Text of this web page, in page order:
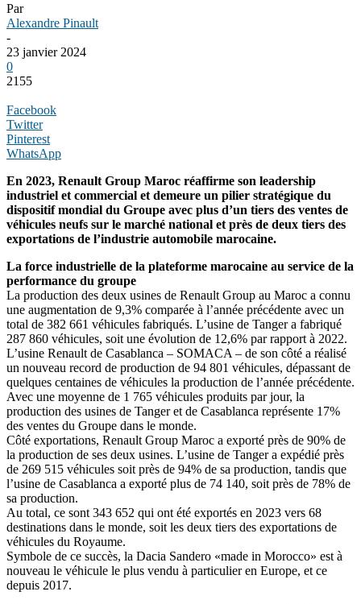
Par
Alexandre Pinault
-
23 janvier 2024
0
2155
Facebook
Twitter
Pinterest
WhatsApp
En 2023, Renault Group Maroc réaffirme son leadership
industriel et commercial et demeure un pilier stratégique du
dispositif mondial du Groupe avec plus d’un tiers des ventes de
véhicules neufs sur le marché national et près de deux tiers des
exportations de l’industrie automobile marocaine.
La force industrielle de la plateforme marocaine au service de la
performance du groupe
La production des deux usines de Renault Group au Maroc a connu
une augmentation de 9,3% comparée à l’année précédente avec un
total de 382 661 véhicules fabriqués. L’usine de Tanger a fabriqué
287 860 véhicules, soit une évolution de 12,6% par rapport à 2022.
L’usine Renault de Casablanca – SOMACA – de son côté a réalisé
un nouveau record de production de 94 801 véhicules, dépassant de
quelques centaines de véhicules la production de l’année précédente.
Avec une moyenne de 1 765 véhicules produits par jour, la
production des usines de Tanger et de Casablanca représente 17%
des ventes du Groupe dans le monde.
Côté exportations, Renault Group Maroc a exporté près de 90% de
la production de ses deux usines. L’usine de Tanger a expédié près
de 269 515 véhicules soit près de 94% de sa production, tandis que
l’usine de Casablanca a exporté plus de 74 140, soit près de 78% de
sa production.
Au total, ce sont 343 652 qui ont été exportés en 2023 vers 68
destinations dans le monde, soit les deux tiers des exportations de
véhicules du Royaume.
Symbole de ce succès, la Dacia Sandero «made in Morocco» est à
nouveau le véhicule le plus vendu à particulier en Europe, et ce
depuis 2017.